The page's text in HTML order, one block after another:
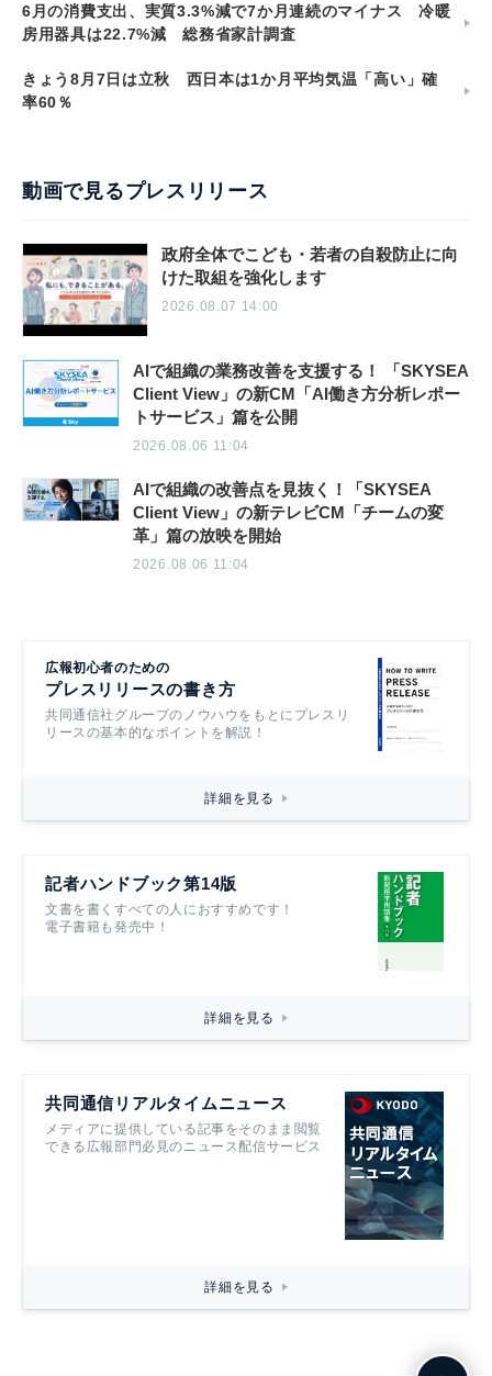
6月の消費支出、実質3.3%減で7か月連続のマイナス 冷暖
房用器具は22.7%減 総務省家計調査
きょう8月7日は立秋 西日本は1か月平均気温「高い」確
率60％
動画で見るプレスリリース
政府全体でこども・若者の自殺防止に向
けた取組を強化します
2026.08.07 14:00
AIで組織の業務改善を支援する！ 「SKYSEA
Client View」の新CM「AI働き方分析レポー
トサービス」篇を公開
2026.08.06 11:04
AIで組織の改善点を見抜く！「SKYSEA
Client View」の新テレビCM「チームの変
革」篇の放映を開始
2026.08.06 11:04
広報初心者のための
プレスリリースの書き方
共同通信社グループのノウハウをもとにプレスリ
リースの基本的なポイントを解説！
詳細を見る
記者ハンドブック第14版
文書を書くすべての人におすすめです！
電子書籍も発売中！
詳細を見る
共同通信リアルタイムニュース
メディアに提供している記事をそのまま閲覧
できる広報部門必見のニュース配信サービス
詳細を見る